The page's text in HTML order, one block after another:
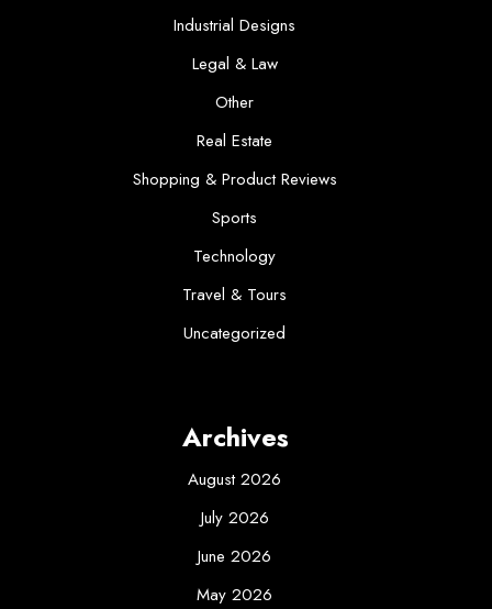
Industrial Designs
Legal & Law
Other
Real Estate
Shopping & Product Reviews
Sports
Technology
Travel & Tours
Uncategorized
Archives
August 2026
July 2026
June 2026
May 2026